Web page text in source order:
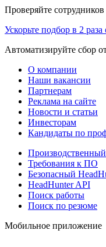
Проверяйте
Ускорьте подбор в 2 раза
Автоматизируйте сбор
О компании
Наши вакансии
Партнерам
Реклама на сайте
Новости и статьи
Инвесторам
Кандидаты по
Требования к ПО
Безопасный
HeadHunter API
Поиск работы
Поиск по резюме
Мобильное приложение